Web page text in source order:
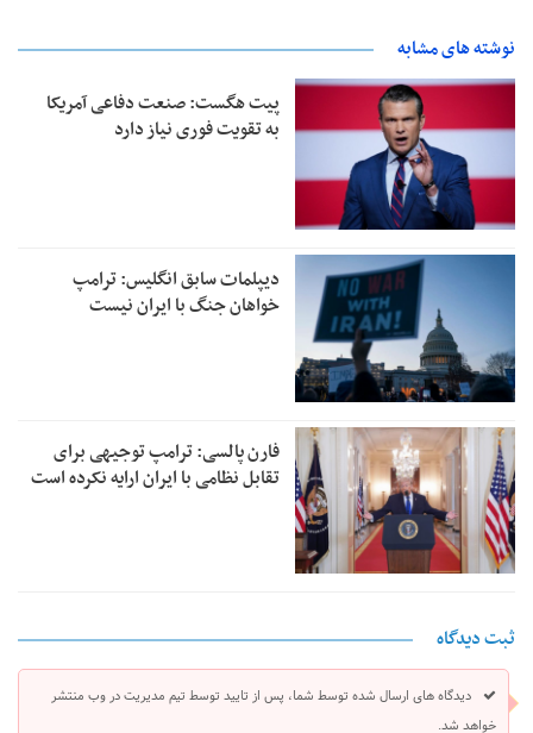
نوشته های مشابه
پیت هگست: صنعت دفاعی آمریکا
به تقویت فوری نیاز دارد
دیپلمات سابق انگلیس:‌ ترامپ
خواهان جنگ با ایران نیست
فارن پالسی: ترامپ توجیهی برای
تقابل نظامی با ایران ارایه نکرده است
ثبت دیدگاه
دیدگاه های ارسال شده توسط شما، پس از تایید توسط تیم مدیریت در وب منتشر
خواهد شد.